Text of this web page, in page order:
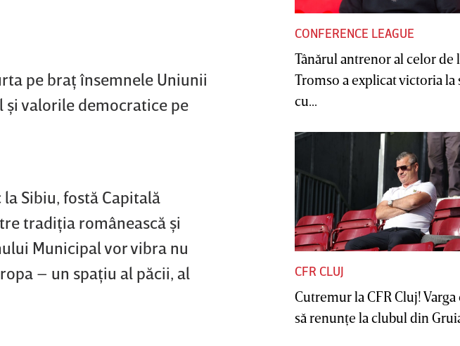
pe braţ însemnele Uniunii
valorile democratice pe
Sibiu, fostă Capitală
tradiţia românească şi
Municipal vor vibra nu
– un spaţiu al păcii, al
CONFERENCE LEAGUE
Tânărul antrenor al celor de
Tromso a explicat victoria la
cu...
CFR CLUJ
Cutremur la CFR Cluj! Varga
să renunţe la clubul din